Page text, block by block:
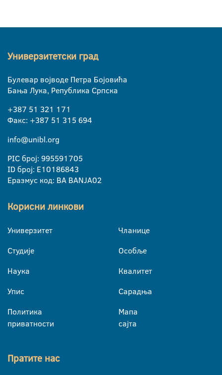
Универзитетски град
Булевар војводе Петра Бојовића
Бања Лука, Република Српска
+387 51 321 171
Факс: +387 51 315 694
info@unibl.org
PIC број: 995591705
ID број: E10186843
Еразмус код: BA BANJA02
Корисни линкови
Универзитет
Студије
Наука
Упис
Политика
приватности
Чланице
Особље
Квалитет
Сарадња
Мапа
сајта
Пратите нас